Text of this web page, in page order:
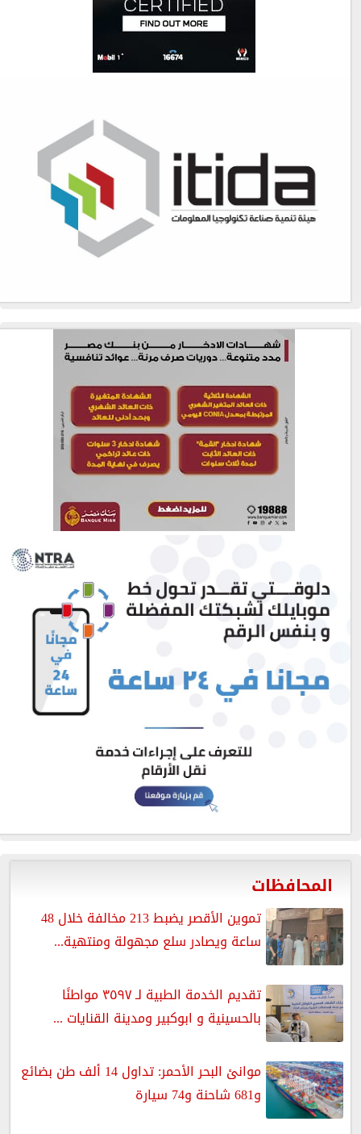
المحافظات
تموين الأقصر يضبط 213 مخالفة خلال 48
ساعة ويصادر سلع مجهولة ومنتهية...
تقديم الخدمة الطبية لـ ٣٥٩٧ مواطنًا
بالحسينية و ابوكبير ومدينة القنايات ...
موانئ البحر الأحمر: تداول 14 ألف طن بضائع
و681 شاحنة و74 سيارة